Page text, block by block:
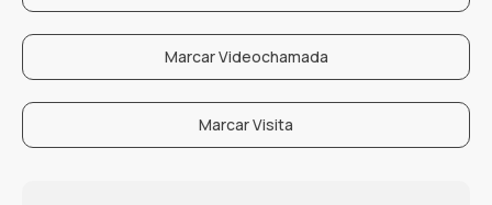
Marcar Videochamada
Marcar Visita